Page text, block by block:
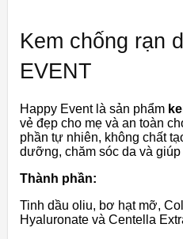
Kem chống rạn
EVENT
Happy Event là sản phẩm
vẻ đẹp cho mẹ và an toàn
phần tự nhiên, không chất
dưỡng, chăm sóc da và
Thành phần:
Tinh dầu oliu, bơ hạt mỡ,
Hyaluronate và Centella